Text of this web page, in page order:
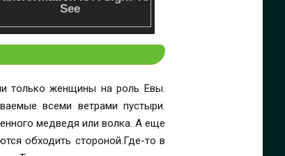
женщины на роль Евы.
всеми ветрами пустыри.
медведя или волка. А еще
обходить стороной.Где-то в